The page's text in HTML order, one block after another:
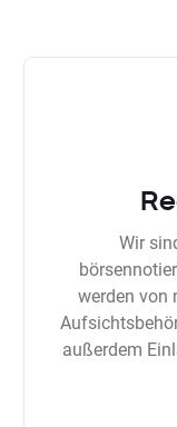
Wir
werden von
außerdem